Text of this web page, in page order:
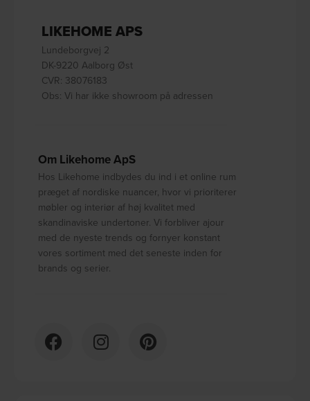
LIKEHOME APS
Lundeborgvej 2
DK-9220 Aalborg Øst
CVR: 38076183
Obs: Vi har ikke showroom på adressen
Om Likehome ApS
Hos Likehome indbydes du ind i et online rum
præget af nordiske nuancer, hvor vi prioriterer
møbler og interiør af høj kvalitet med
skandinaviske undertoner. Vi forbliver ajour
med de nyeste trends og fornyer konstant
vores sortiment med det seneste inden for
brands og serier.